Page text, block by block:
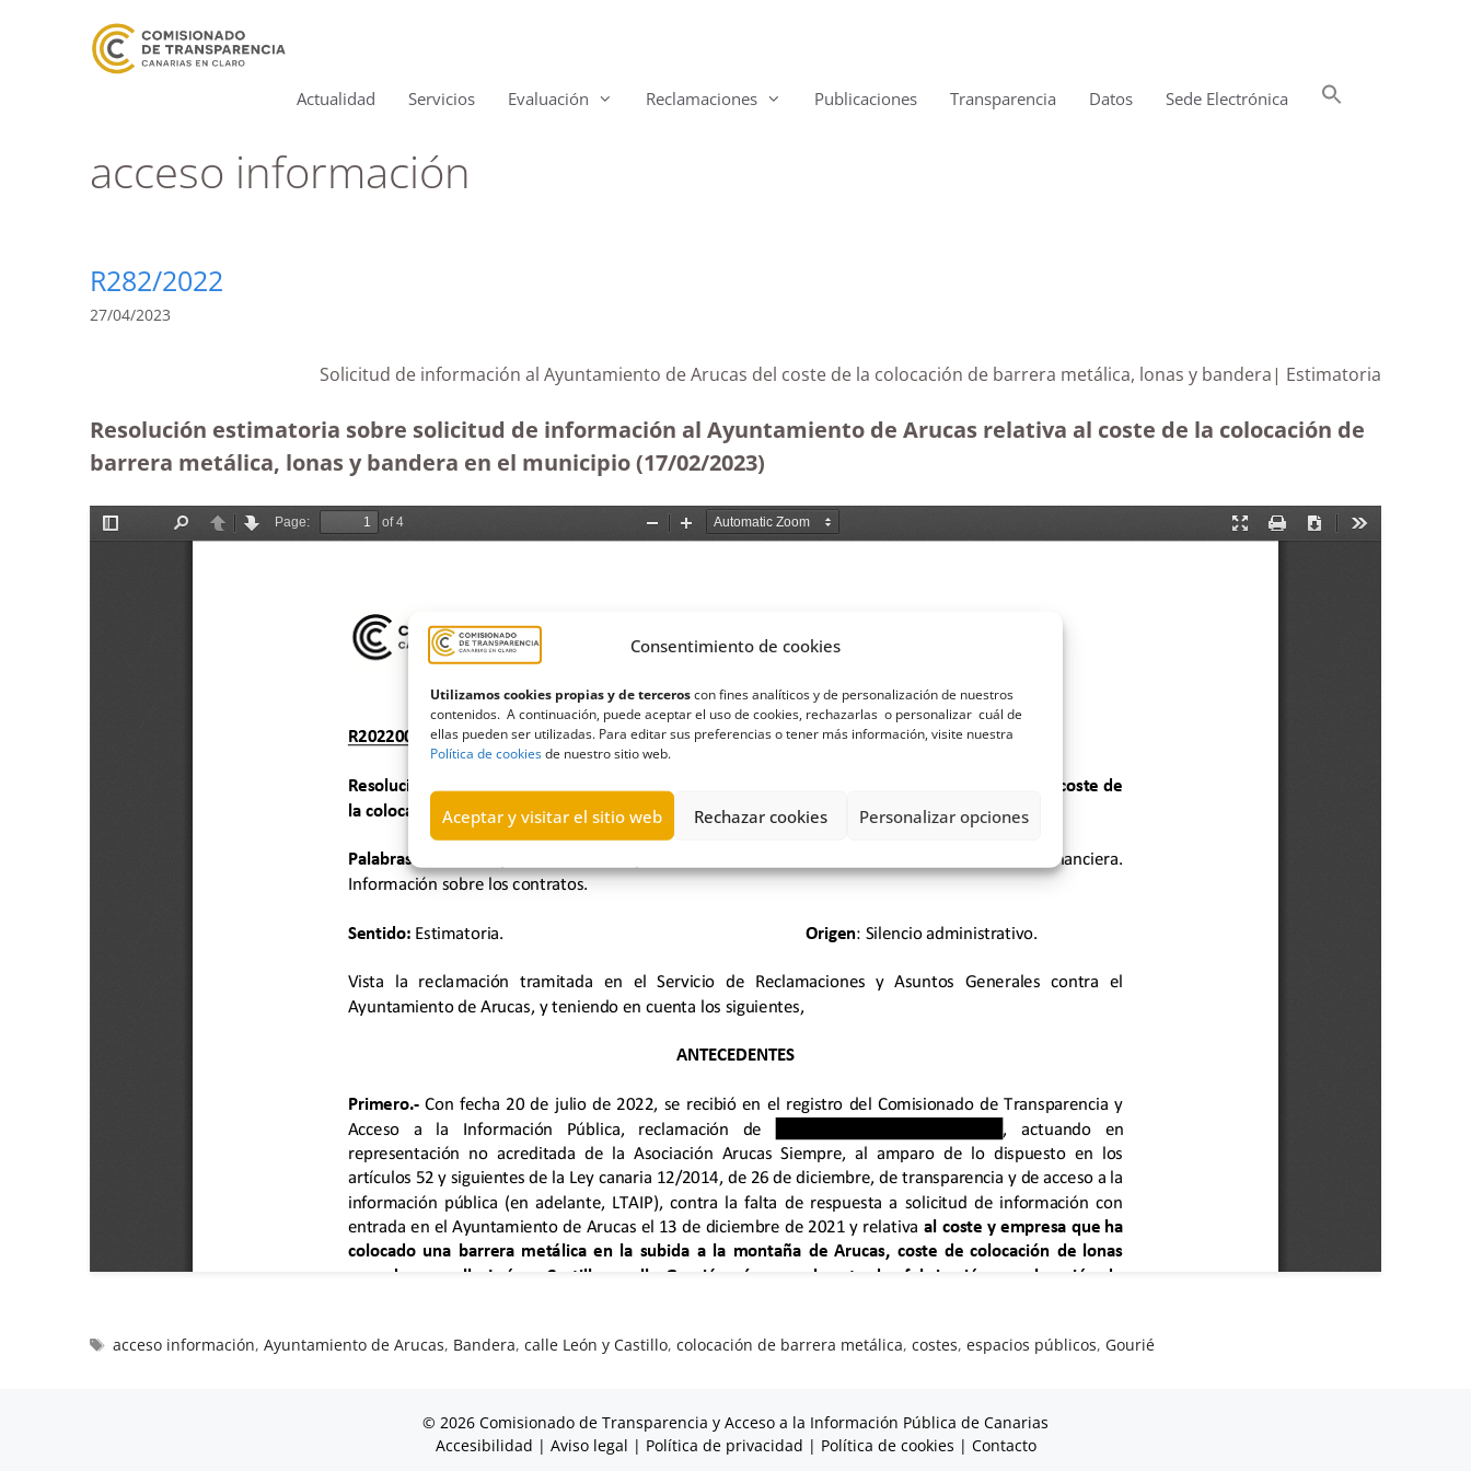
Consentimiento de cookies
Utilizamos cookies propias y de terceroscon fines analíticos y de personalización de nuestros
contenidos. A continuación, puede aceptar el uso de cookies, rechazarlas o personalizar cuál de
ellas pueden ser utilizadas. Para editar sus preferencias o tener más información, visite nuestra
Política de cookiesde nuestro sitio web.
Aceptar y visitar el sitio web Rechazar cookies Personalizar opciones
Actualidad Servicios Evaluación Reclamaciones Publicaciones Transparencia Datos Sede Electrónica
acceso información
R282/2022
27/04/2023
Solicitud de información al Ayuntamiento de Arucas del coste de la colocación de barrera metálica, lonas y bandera| Estimatoria
Resolución estimatoria sobre solicitud de información al Ayuntamiento de Arucas relativa al coste de la colocación de
barrera metálica, lonas y bandera en el municipio(17/02/2023)
acceso información,Ayuntamiento de Arucas, Bandera,calle León y Castillo,colocación de barrera metálica,costes,espacios públicos, Gourié
© 2026 Comisionado de Transparencia y Acceso a la Información Pública de Canarias
Accesibilidad | Aviso legal | Política de privacidad | Política de cookies | Contacto